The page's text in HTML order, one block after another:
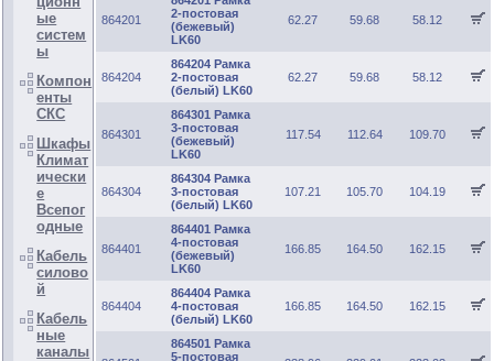
ые
систем
ы
Компон
енты
СКС
Шкафы
Климат
ически
е
Всепог
одные
Кабель
силово
й
Кабель
ные
каналы
864201
2-постовая
(бежевый)
LK60
62.27 59.68 58.12
864204
864204 Рамка
2-постовая
(белый) LK60
62.27 59.68 58.12
864301
864301 Рамка
3-постовая
(бежевый)
LK60
117.54 112.64 109.70
864304
864304 Рамка
3-постовая
(белый) LK60
107.21 105.70 104.19
864401
864401 Рамка
4-постовая
(бежевый)
LK60
166.85 164.50 162.15
864404
864404 Рамка
4-постовая
(белый) LK60
166.85 164.50 162.15
864501 Рамка
5-постовая